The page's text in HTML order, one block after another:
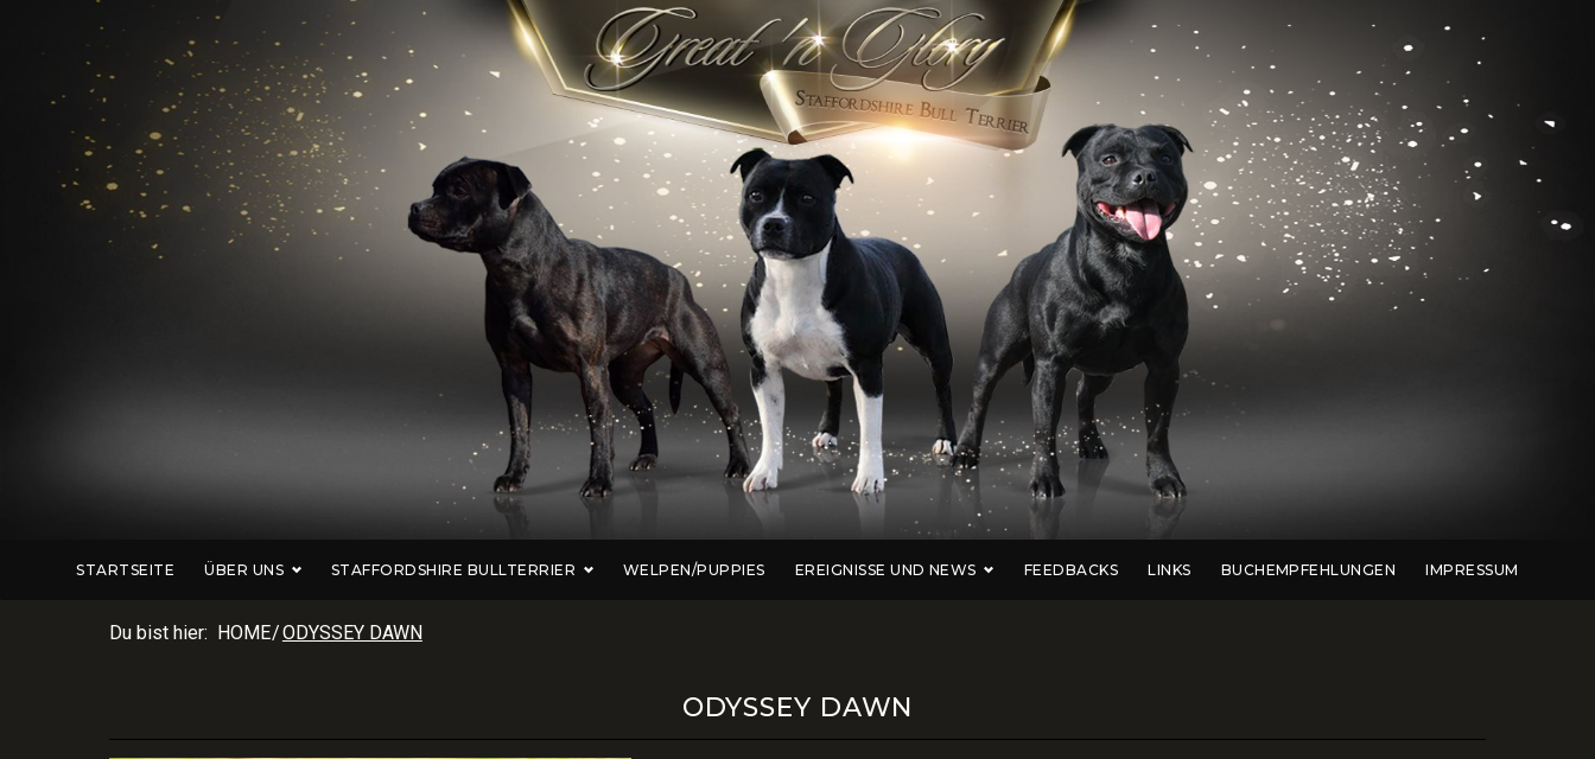
STARTSEITE ÜBER UNS STAFFORDSHIRE BULLTERRIER WELPEN/PUPPIES EREIGNISSE UND NEWS FEEDBACKS LINKS BUCHEMPFEHLUNGEN IMPRESSUM
Du bist hier: HOME/ODYSSEY DAWN
ODYSSEY DAWN